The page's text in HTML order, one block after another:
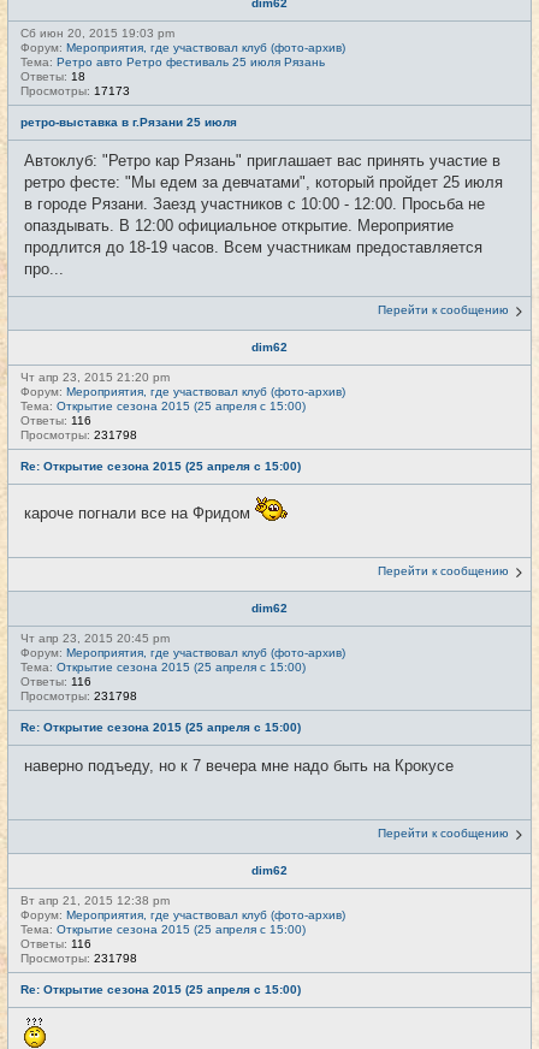
dim62
Сб июн 20, 2015 19:03 pm
Форум: Мероприятия, где участвовал клуб (фото-архив)
Тема: Ретро авто Ретро фестиваль 25 июля Рязань
Ответы: 18
Просмотры: 17173
ретро-выставка в г.Рязани 25 июля
Автоклуб: "Ретро кар Рязань" приглашает вас принять участие в
ретро фесте: "Мы едем за девчатами", который пройдет 25 июля
в городе Рязани. Заезд участников с 10:00 - 12:00. Просьба не
опаздывать. В 12:00 официальное открытие. Мероприятие
продлится до 18-19 часов. Всем участникам предоставляется
про...
Перейти к сообщению
dim62
Чт апр 23, 2015 21:20 pm
Форум: Мероприятия, где участвовал клуб (фото-архив)
Тема: Открытие сезона 2015 (25 апреля с 15:00)
Ответы: 116
Просмотры: 231798
Re: Открытие сезона 2015 (25 апреля с 15:00)
кароче погнали все на Фридом
Перейти к сообщению
dim62
Чт апр 23, 2015 20:45 pm
Форум: Мероприятия, где участвовал клуб (фото-архив)
Тема: Открытие сезона 2015 (25 апреля с 15:00)
Ответы: 116
Просмотры: 231798
Re: Открытие сезона 2015 (25 апреля с 15:00)
наверно подъеду, но к 7 вечера мне надо быть на Крокусе
Перейти к сообщению
dim62
Вт апр 21, 2015 12:38 pm
Форум: Мероприятия, где участвовал клуб (фото-архив)
Тема: Открытие сезона 2015 (25 апреля с 15:00)
Ответы: 116
Просмотры: 231798
Re: Открытие сезона 2015 (25 апреля с 15:00)